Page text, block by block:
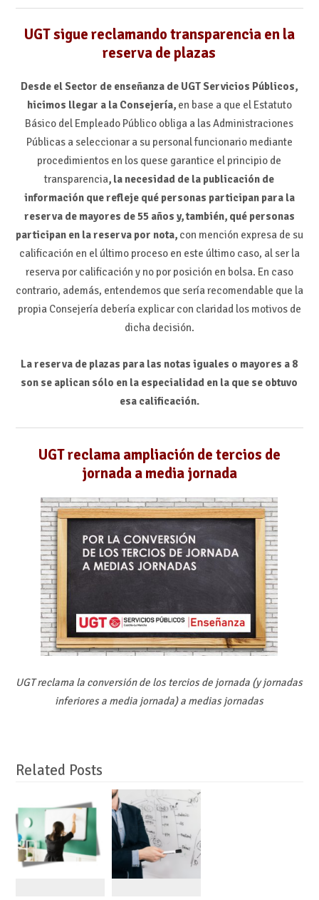
UGT sigue reclamando transparencia en la
reserva de plazas
Desde el Sector de enseñanza de UGT Servicios Públicos,
hicimos llegar a la Consejería, en base a que el Estatuto
Básico del Empleado Público obliga a las Administraciones
Públicas a seleccionar a su personal funcionario mediante
procedimientos en los quese garantice el principio de
transparencia, la necesidad de la publicación de
información que refleje qué personas participan para la
reserva de mayores de 55 años y, también, qué personas
participan en la reserva por nota, con mención expresa de su
calificación en el último proceso en este último caso, al ser la
reserva por calificación y no por posición en bolsa. En caso
contrario, además, entendemos que sería recomendable que la
propia Consejería debería explicar con claridad los motivos de
dicha decisión.
La reserva de plazas para las notas iguales o mayores a 8
son se aplican sólo en la especialidad en la que se obtuvo
esa calificación.
UGT reclama ampliación de tercios de
jornada a media jornada
UGT reclama la conversión de los tercios de jornada (y jornadas
inferiores a media jornada) a medias jornadas
Related Posts